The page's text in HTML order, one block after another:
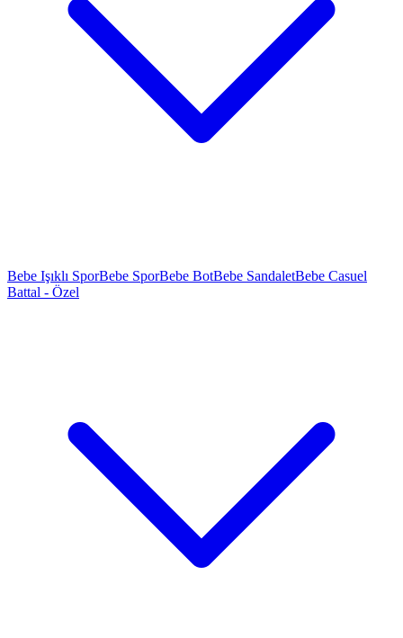
Bebe Işıklı SporBebe SporBebe BotBebe SandaletBebe Casuel
Battal - Özel